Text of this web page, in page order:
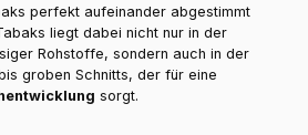
perfekt aufeinander abgestimmt
liegt dabei nicht nur in der
Rohstoffe, sondern auch in der
groben Schnitts, der für eine
sorgt.